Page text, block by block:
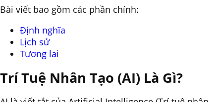
Bài viết bao gồm các phần chính:
Định nghĩa
Lịch sử
Tương lai
Trí Tuệ Nhân Tạo (AI) Là Gì?